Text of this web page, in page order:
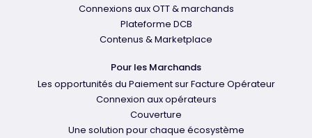
Connexions aux OTT & marchands
Plateforme DCB
Contenus & Marketplace
Pour les Marchands
Les opportunités du Paiement sur Facture Opérateur
Connexion aux opérateurs
Couverture
Une solution pour chaque écosystème